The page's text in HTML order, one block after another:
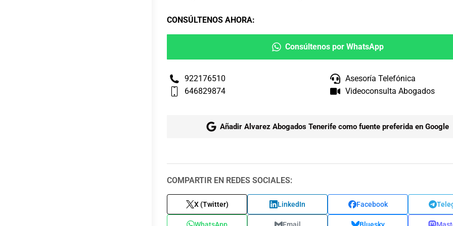
CONSÚLTENOS AHORA:
Consúltenos por WhatsApp
922176510
646829874
Asesoría Telefónica
Videoconsulta Abogados
Añadir Alvarez Abogados Tenerife como fuente preferida en Google
COMPARTIR EN REDES SOCIALES:
X (Twitter) LinkedIn Facebook
WhatsApp Email Bluesky